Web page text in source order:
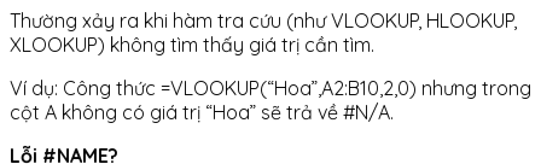
Thường xảy ra khi hàm tra cứu (như VLOOKUP, HLOOKUP,
XLOOKUP) không tìm thấy giá trị cần tìm.
Ví dụ: Công thức =VLOOKUP(“Hoa”,A2:B10,2,0) nhưng trong
cột A không có giá trị “Hoa” sẽ trả về #N/A.
Lỗi #NAME?